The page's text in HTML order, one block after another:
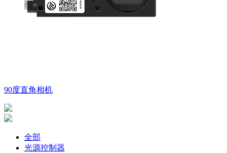
90度直角相机
全部
光源控制器